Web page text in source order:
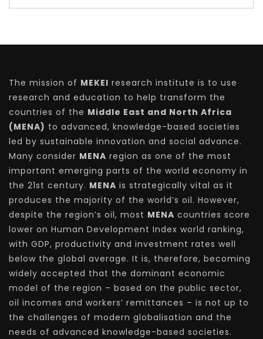
The mission of MEKEI research institute is to use
research and education to help transform the
countries of the Middle East and North Africa
(MENA) to advanced, knowledge-based societies
led by sustainable innovation and social advance.
Many consider MENA region as one of the most
important emerging parts of the world economy in
the 21st century. MENA is strategically vital as it
produces the majority of the world’s oil. However,
despite the region’s oil, most MENA countries score
lower on Human Development Index world ranking,
with GDP, productivity and investment rates well
below the global average. It is, therefore, becoming
widely accepted that the dominant economic
model of the region – based on the public sector,
oil incomes and workers’ remittances – is not up to
the challenges of modern globalisation and the
needs of advanced knowledge-based societies.